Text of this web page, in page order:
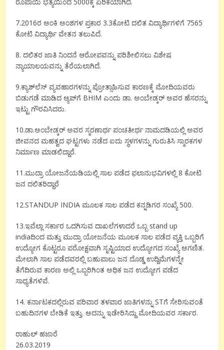
7.2016ರ ಅಂಕಿ ಅಂಶಗಳ ಪ್ರಕಾರ 3.3ಕೋಟಿ ದಲಿತ ವಿದ್ಯಾರ್ಥಿಗಳಿಗೆ 7565
ಕೋಟಿ ವಿದ್ಯಾರ್ಥಿ ವೇತನ ತಲುಪಿದೆ.
8. ದಲಿತರ ಜಾತಿ ನಿಂದನೆ ಆರೋಪವನ್ನು ಪರಿಶೀಲಿಸಲು ವಿಶೇಷ
ನ್ಯಾಯಾಲಯವನ್ನು ತೆರೆಯಲಾಗಿದೆ.
9.ಕ್ಯಾಶ್‌ಲೆಸ್ ವ್ಯವಹಾರಗಳನ್ನು ಪ್ರೋತ್ಸಾಹಿಸುವ ಕಾರಣಕ್ಕೆ ಮೋದಿಯವರು
ಬಿಡುಗಡೆ ಮಾಡಿದ ಆ್ಯಪ್‌ಗೆ BHIM ಎಂದು ಡಾ. ಅಂಬೇಡ್ಕರ್ ಅವರ ಹೆಸರನ್ನು
ಇಟ್ಟು ಗೌರವಿಸಿದರು.
10.ಡಾ.ಅಂಬೇಡ್ಕರ್ ಅವರ ಸ್ಮರಣಾರ್ಥ ಪಂಚತೀರ್ಥ ನಾಮದಡಿಯಲ್ಲಿ ಅವರ
ಜೀವನದ ಮಹತ್ವದ ಘಟ್ಟಗಳು ನಡೆದ ಐದು ಸ್ಥಳಗಳನ್ನು ಗುರುತಿಸಿ ಸ್ಮಾರಕಗಳ
ನಿರ್ಮಾಣ ಮಾಡಲಿದ್ದಾರೆ.
11.ಮುದ್ರಾ ಯೋಜನೆಯಡಿಯಲ್ಲಿ ಸಾಲ ಪಡೆದ ಫಲಾನುಭವಿಗಳಲ್ಲಿ 8 ಕೋಟಿ
ಜನ ದಲಿತರಿದ್ದಾರೆ
12.STANDUP INDIA ಮೂಲಕ ಸಾಲ ಪಡೆದ ಕನ್ನಡಿಗರ ಸಂಖ್ಯೆ 500.
13.ಇವೆಲ್ಲಾ ಸರ್ಕಾರ ಒದಗಿಸುವ ದಾಖಲೆಗಳಾದರೆ ಒಬ್ಬ stand up
indiaದಿಂದ ಮತ್ತು ಮುದ್ರಾ ಯೋಜನೆಯ ಮೂಲಕ ಸಾಲ ಪಡೆದ ವ್ಯಕ್ತಿ ಒಬ್ಬರಿಗೆ
ಉದ್ಯೋಗ ಕೊಟ್ಟರೂ ಪರೋಕ್ಷವಾಗಿ ಸೃಷ್ಟಿಯಾದ ಉದ್ಯೋಗದ ಸಂಖ್ಯೆ ಅಗಣಿತ.
ಮೇಲಾಗಿ ಸಾಲ ಪಡೆದವರಲ್ಲಿ ಬಹುಪಾಲು ಜನ ದೊಡ್ಡ ಉದ್ದಿಮೆಗಳನ್ನೇ
ತೆಗೆದಿರುವ ಕಾರಣ ಅಲ್ಲಿ ಒಬ್ಬರಿಗಿಂತ ಅಧಿಕ ಜನ ಉದ್ಯೋಗ ಪಡೆದ
ಸಾಧ್ಯತೆಗಳಿವೆ.
14. ಕರ್ನಾಟಕದಲ್ಲಿರುವ ಪರಿವಾರ ತಳವಾರ ಜಾತಿಗಳನ್ನು STಗೆ ಸೇರಿಸುವಂತೆ
ಬಹುದಿನಗಳ ಬೇಡಿಕೆ ಇತ್ತು‌. ಅದನ್ನು ಇಡೇರಿಸಿದ್ದು ಮೋದಿಯವರ ಸರ್ಕಾರ.
ರಾಹುಲ್ ಹಜಾರೆ
26.03.2019